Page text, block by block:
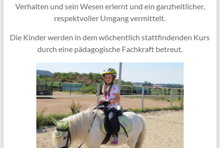
Verhalten und sein Wesen erlernt und ein ganzheitlicher,
respektvoller Umgang vermittelt.
Die Kinder werden in dem wöchentlich stattfindenden Kurs
durch eine pädagogische Fachkraft betreut.